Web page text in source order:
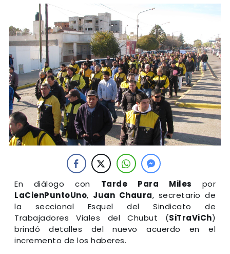
En diálogo con Tarde Para Miles por
LaCienPuntoUno, Juan Chaura, secretario de
la seccional Esquel del Sindicato de
Trabajadores Viales del Chubut (SiTraViCh)
brindó detalles del nuevo acuerdo en el
incremento de los haberes.